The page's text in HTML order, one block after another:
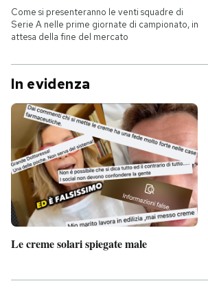
Come si presenteranno le venti squadre di
Serie A nelle prime giornate di campionato, in
attesa della fine del mercato
In evidenza
Le creme solari spiegate male